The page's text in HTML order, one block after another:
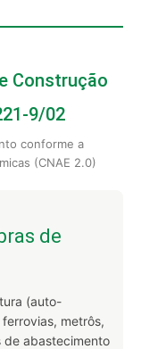
Construção
9/02
conforme a
(CNAE 2.0)
de
(auto-
metrôs,
de abastecimento